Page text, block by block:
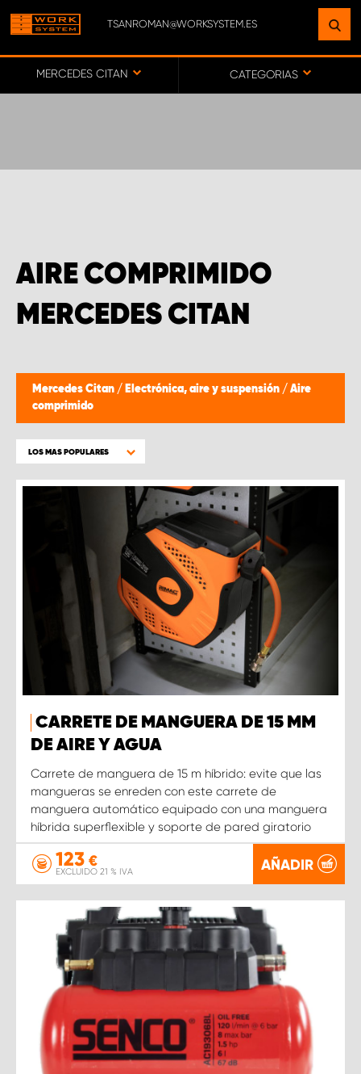
TSANROMAN@WORKSYSTEM.ES
MERCEDES CITAN CATEGORIAS
AIRE COMPRIMIDO
MERCEDES CITAN
Mercedes Citan / Electrónica, aire y suspensión / Aire
comprimido
LOS MAS POPULARES
CARRETE DE MANGUERA DE 15 MM
DE AIRE Y AGUA
Carrete de manguera de 15 m híbrido: evite que las
mangueras se enreden con este carrete de
manguera automático equipado con una manguera
híbrida superflexible y soporte de pared giratorio
123 €
EXCLUIDO 21 % IVA AÑADIR
ENCUENTRE UNA INSTALACIÓN
CERCA DE USTED